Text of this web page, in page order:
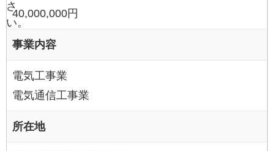
さ
い。
40,000,000円
事業内容
電気工事業
電気通信工事業
所在地